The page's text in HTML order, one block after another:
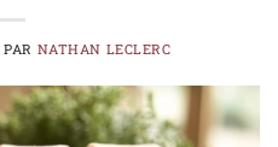
PAR NATHAN LECLERC